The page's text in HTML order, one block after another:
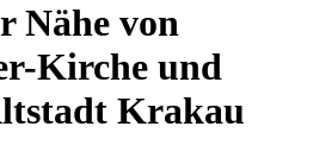
Nähe von
Kirche und
Krakau